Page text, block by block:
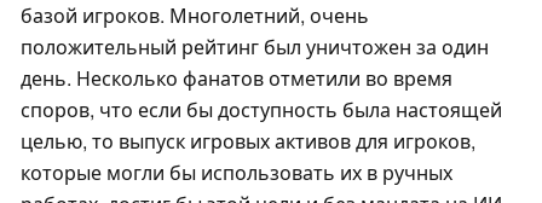
базой игроков. Многолетний, очень
положительный рейтинг был уничтожен за один
день. Несколько фанатов отметили во время
споров, что если бы доступность была настоящей
целью, то выпуск игровых активов для игроков,
которые могли бы использовать их в ручных